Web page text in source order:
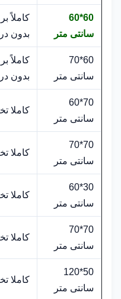
60*60
سانتی متر
کاملاً
بدون
60*70
سانتی متر
کاملاً
بدون
70*60
سانتی متر
کاملا
70*70
سانتی متر
کاملا
30*60
سانتی متر
کاملا
70*70
سانتی متر
کاملا
50*120
سانتی متر
کاملا